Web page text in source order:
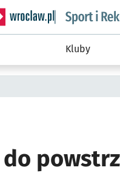
informacyjny
Kluby